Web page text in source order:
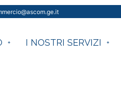
I NOSTRI SERVIZI